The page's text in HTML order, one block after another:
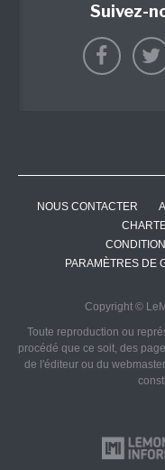
Suivez-
NOUS CONTACTER
PARAMÈTRES DE
Copyright ©
Toute reproduction ou
procédé que ce soit, des
de l'éditeur ou du